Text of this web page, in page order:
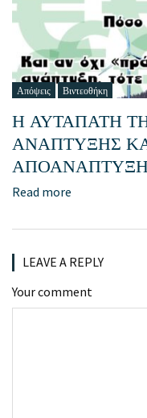
Απόψεις Βιντεοθήκη
Η ΑΥΤΑΠΑΤΗ
ΑΝΑΠΤΥΞΗΣ
Read more
LEAVE A REPLY
Your comment